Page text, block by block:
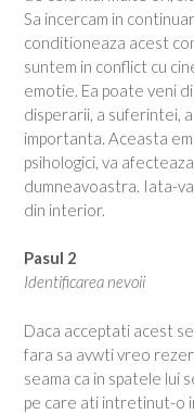
Sa incercam in
conditioneaza acest
suntem in conflict cu
emotie. Ea poate veni
disperarii, a suferintei,
importanta. Aceasta
psihologici, va
dumneavoastra. Iata-
din interior.
Pasul 2
Identificarea nevoii
Daca acceptati acest
fara sa avwti vreo
seama ca in spatele lui
pe care ati intretinut-o